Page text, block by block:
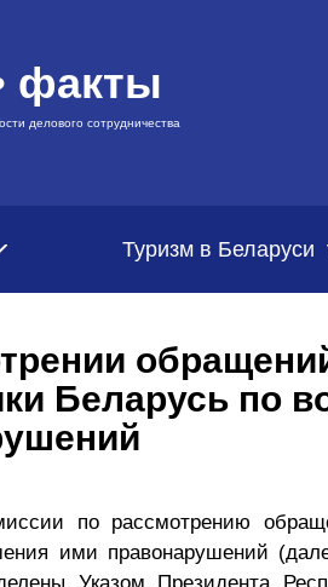
факты
делового сотрудничества
Туризм в Беларуси
Беларусь по
по рассмотрению
ими правонарушений